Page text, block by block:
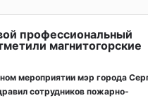
профессиональный
магнитогорские
мероприятии мэр города
сотрудников пожарно-